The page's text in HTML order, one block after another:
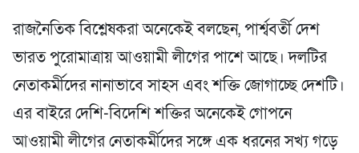
রাজনৈতিক বিশ্লেষকরা অনেকেই বলছেন, পার্শ্ববর্তী দেশ
ভারত পুরোমাত্রায় আওয়ামী লীগের পাশে আছে। দলটির
নেতাকর্মীদের নানাভাবে সাহস এবং শক্তি জোগাচ্ছে দেশটি।
এর বাইরে দেশি-বিদেশি শক্তির অনেকেই গোপনে
আওয়ামী লীগের নেতাকর্মীদের সঙ্গে এক ধরনের সখ্য গড়ে